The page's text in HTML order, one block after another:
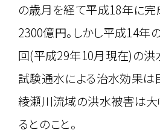
の歳月を経て平成18年に
2300億円。しかし平成14年
回(平成29年10月現在)の洪
試験通水による治水効果は
綾瀬川流域の洪水被害は
るとのこと。